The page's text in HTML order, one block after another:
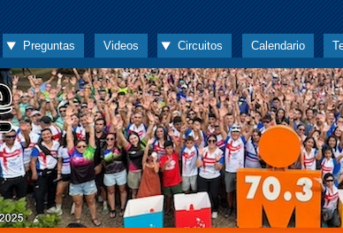
Preguntas Videos Circuitos Calendario